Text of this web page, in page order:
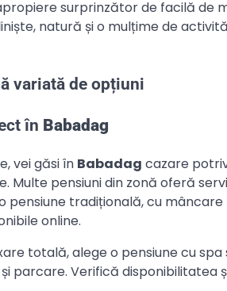
surprinzător de facilă de
natură și o mulțime de
variată de opțiuni
în Babadag
vei găsi în Babadag cazare
Multe pensiuni din zonă oferă
pensiune tradițională, cu
online.
totală, alege o pensiune cu
parcare. Verifică disponibilitatea